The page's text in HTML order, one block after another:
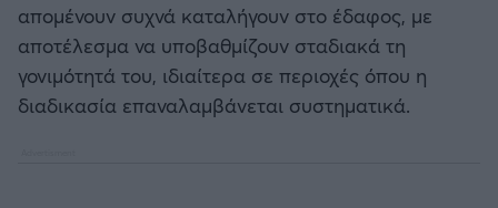
απομένουν συχνά καταλήγουν στο έδαφος, με
αποτέλεσμα να υποβαθμίζουν σταδιακά τη
γονιμότητά του, ιδιαίτερα σε περιοχές όπου η
διαδικασία επαναλαμβάνεται συστηματικά.